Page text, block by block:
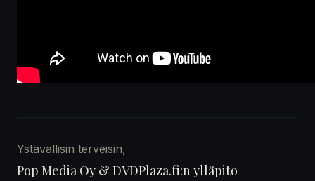
Ystävällisin terveisin,
Pop Media Oy & DVDPlaza.fi:n ylläpito